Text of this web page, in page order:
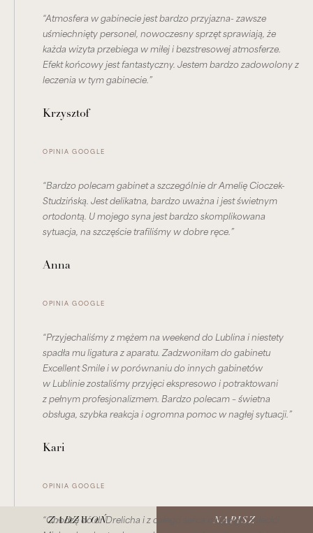
“Atmosfera w gabinecie jest bardzo przyjazna- zawsze
uśmiechnięty personel, nowoczesny sprzęt sprawiają, że
każda wizyta przebiega w miłej i bezstresowej atmosferze.
Efekt końcowy jest fantastyczny. Jestem bardzo zadowolony z
leczenia w tym gabinecie.”
Krzysztof
OPINIA GOOGLE
“Bardzo polecam gabinet a szczególnie dr Amelię Cioczek-
Studzińską. Jest delikatna, bardzo uważna i jest świetnym
ortodontą. U mojego syna jest bardzo skomplikowana
sytuacja, na szczęście trafiliśmy w dobre ręce.”
Anna
OPINIA GOOGLE
“Przyjechaliśmy z mężem na weekend do Lublina i niestety
spadła mu ligatura z aparatu. Zadzwoniłam do gabinetu
Excellent Smile i w porównaniu do innych gabinetów
w Lublinie zostaliśmy przyjęci ekspresowo i potraktowani
z pełnym profesjonalizmem. Bardzo polecam – świetna
obsługa, szybka reakcja i ogromna pomoc w nagłej sytuacji.”
Kari
OPINIA GOOGLE
“Chodzę do dr Drelicha i z całego serca mogę go polecić!
ZADZWOŃ NAPISZ